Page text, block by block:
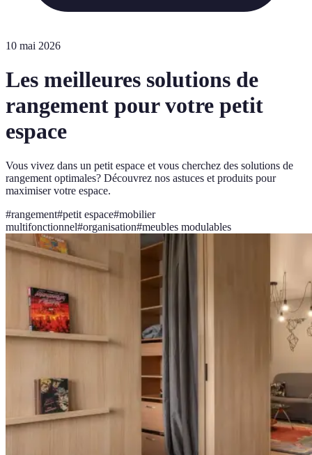
10 mai 2026
Les meilleures solutions de
rangement pour votre petit
espace
Vous vivez dans un petit espace et vous cherchez des solutions de
rangement optimales? Découvrez nos astuces et produits pour
maximiser votre espace.
#rangement#petit espace#mobilier
multifonctionnel#organisation#meubles modulables